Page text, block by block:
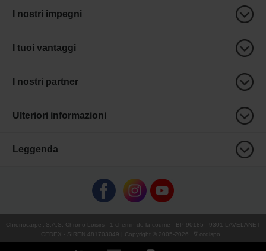
I nostri impegni
I tuoi vantaggi
I nostri partner
Ulteriori informazioni
Leggenda
Chronocarpe : S.A.S. Chrono Loisirs - 1 chemin de la coume - BP 90185 - 9301 LAVELANET
CEDEX - SIREN 481703049 | Copyright © 2005-2026 ∇ ccdispo